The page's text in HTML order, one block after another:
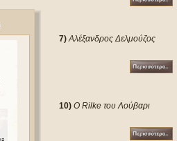
7) Αλέξανδρος Δελμούζος
10) Ο Rilke του Λούβαρι